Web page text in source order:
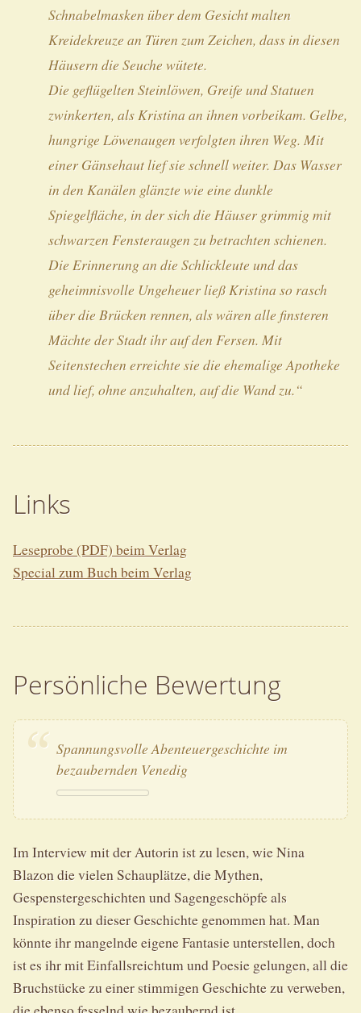
Schnabelmasken über dem Gesicht malten
Kreidekreuze an Türen zum Zeichen, dass in diesen
Häusern die Seuche wütete.
Die geflügelten Steinlöwen, Greife und Statuen
zwinkerten, als Kristina an ihnen vorbeikam. Gelbe,
hungrige Löwenaugen verfolgten ihren Weg. Mit
einer Gänsehaut lief sie schnell weiter. Das Wasser
in den Kanälen glänzte wie eine dunkle
Spiegelfläche, in der sich die Häuser grimmig mit
schwarzen Fensteraugen zu betrachten schienen.
Die Erinnerung an die Schlickleute und das
geheimnisvolle Ungeheuer ließ Kristina so rasch
über die Brücken rennen, als wären alle finsteren
Mächte der Stadt ihr auf den Fersen. Mit
Seitenstechen erreichte sie die ehemalige Apotheke
und lief, ohne anzuhalten, auf die Wand zu.“
Links
Leseprobe (PDF) beim Verlag
Special zum Buch beim Verlag
Persönliche Bewertung
Spannungsvolle Abenteuergeschichte im
bezaubernden Venedig
Im Interview mit der Autorin ist zu lesen, wie Nina
Blazon die vielen Schauplätze, die Mythen,
Gespenstergeschichten und Sagengeschöpfe als
Inspiration zu dieser Geschichte genommen hat. Man
könnte ihr mangelnde eigene Fantasie unterstellen, doch
ist es ihr mit Einfallsreichtum und Poesie gelungen, all die
Bruchstücke zu einer stimmigen Geschichte zu verweben,